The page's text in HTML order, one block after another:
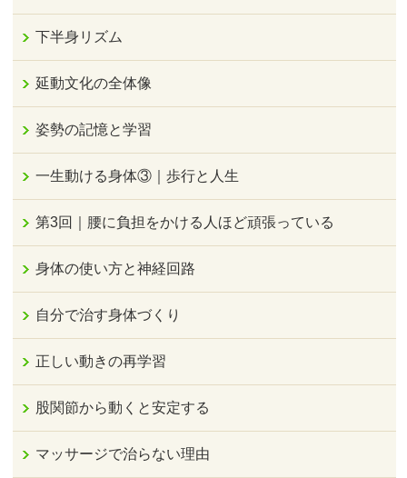
下半身リズム
延動文化の全体像
姿勢の記憶と学習
一生動ける身体③｜歩行と人生
第3回｜腰に負担をかける人ほど頑張っている
身体の使い方と神経回路
自分で治す身体づくり
正しい動きの再学習
股関節から動くと安定する
マッサージで治らない理由